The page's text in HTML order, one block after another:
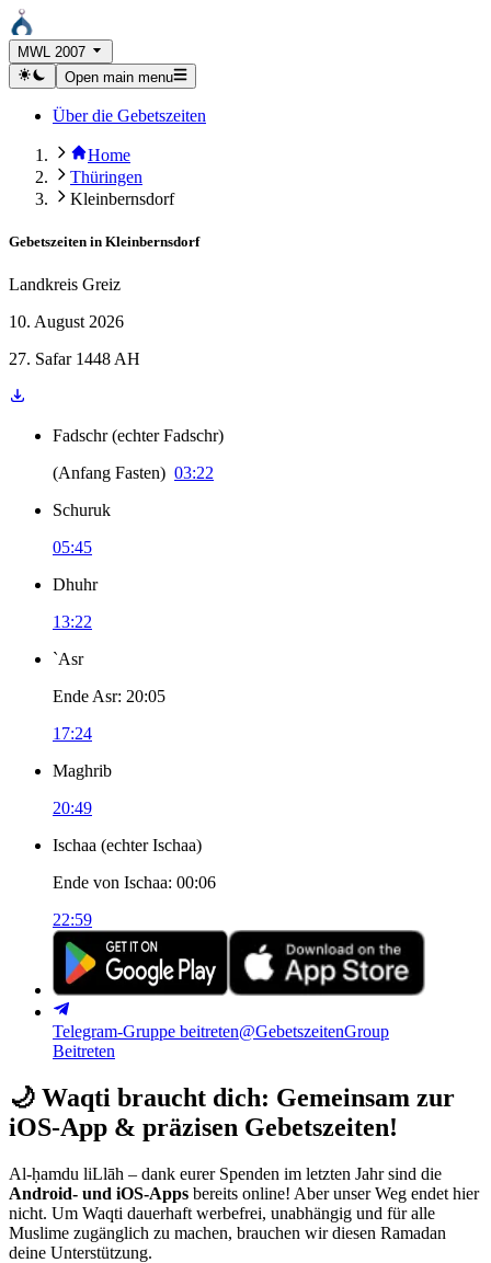
MWL 2007
Open main menu
Über die Gebetszeiten
Home
Thüringen
Kleinbernsdorf
Gebetszeiten in Kleinbernsdorf
Landkreis Greiz
10. August 2026
27. Safar 1448 AH
Fadschr (echter Fadschr)
(Anfang Fasten) 03:22
Schuruk
05:45
Dhuhr
13:22
`Asr
Ende Asr: 20:05
17:24
Maghrib
20:49
Ischaa (echter Ischaa)
Ende von Ischaa: 00:06
22:59
Telegram-Gruppe beitreten@GebetszeitenGroup
Beitreten
🌙 Waqti braucht dich: Gemeinsam zur
iOS-App & präzisen Gebetszeiten!
Al-ḥamdu liLlāh – dank eurer Spenden im letzten Jahr sind die
Android- und iOS-Apps bereits online! Aber unser Weg endet hier
nicht. Um Waqti dauerhaft werbefrei, unabhängig und für alle
Muslime zugänglich zu machen, brauchen wir diesen Ramadan
deine Unterstützung.